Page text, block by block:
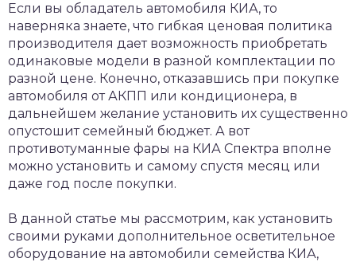
Если вы обладатель автомобиля КИА, то
наверняка знаете, что гибкая ценовая политика
производителя дает возможность приобретать
одинаковые модели в разной комплектации по
разной цене. Конечно, отказавшись при покупке
автомобиля от АКПП или кондиционера, в
дальнейшем желание установить их существенно
опустошит семейный бюджет. А вот
противотуманные фары на КИА Спектра вполне
можно установить и самому спустя месяц или
даже год после покупки.
В данной статье мы рассмотрим, как установить
своими руками дополнительное осветительное
оборудование на автомобили семейства КИА,